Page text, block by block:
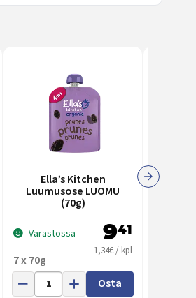
Ella’s Kitchen
Luumusose LUOMU
(70g)
Varastossa 941
7 x 70g
1,34€ / kpl
Osta